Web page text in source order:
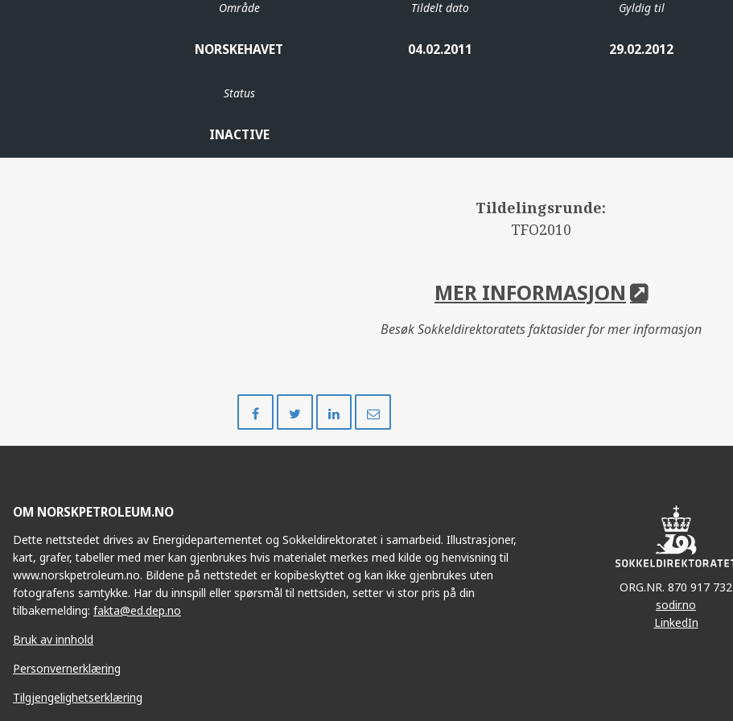
Område
NORSKEHAVET
Tildelt dato
04.02.2011
Gyldig til
29.02.2012
Status
INACTIVE
Tildelingsrunde:
TFO2010
MER INFORMASJON
Besøk Sokkeldirektoratets faktasider for mer informasjon
på
på
på
OM NORSKPETROLEUM.NO
Dette nettstedet drives av Energidepartementet og Sokkeldirektoratet i samarbeid. Illustrasjoner,
kart, grafer, tabeller med mer kan gjenbrukes hvis materialet merkes med kilde og henvisning til
www.norskpetroleum.no. Bildene på nettstedet er kopibeskyttet og kan ikke gjenbrukes uten
fotografens samtykke. Har du innspill eller spørsmål til nettsiden, setter vi stor pris på din
tilbakemelding: fakta@ed.dep.no
Bruk av innhold
Personvernerklæring
Tilgjengelighetserklæring
ORG.NR. 870 917 732
sodir.no
LinkedIn